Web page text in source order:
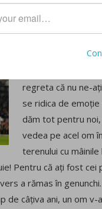
făcut oamenii să
statuie! Pentru a fi
generațiile de
mai mult decât
atunci când în
regreta că nu ne-
se ridica de
dăm tot pentru
vedea pe acel om
terenului cu
Pentru că ați fost cei
a rămas în
de câțiva ani, un om